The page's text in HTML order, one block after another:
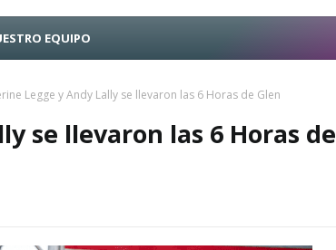
EQUIPO
Legge y Andy Lally se llevaron las 6 Horas de Glen
se llevaron las 6 Horas de